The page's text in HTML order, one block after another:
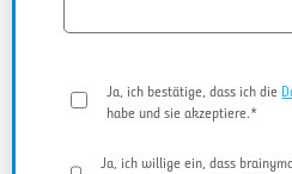
Ja, ich bestätige, dass ich die
habe und sie akzeptiere.*
Ja, ich willige ein, dass